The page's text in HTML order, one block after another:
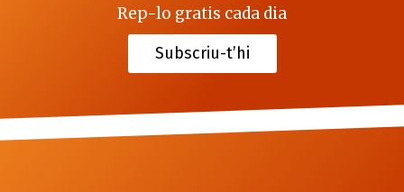
Rep-lo gratis cada dia
Subscriu-t’hi